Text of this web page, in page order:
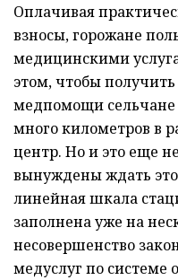
Оплачивая
взносы, горожане
медицинскими
этом, чтобы
медпомощи
много километров в
центр. Но и это еще
вынуждены ждать
линейная шкала
заполнена уже на
несовершенство
медуслуг по системе